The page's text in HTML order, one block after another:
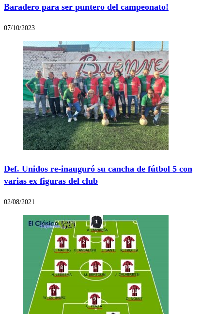
Baradero para ser puntero del campeonato!
07/10/2023
Def. Unidos re-inauguró su cancha de fútbol 5 con
varias ex figuras del club
02/08/2021